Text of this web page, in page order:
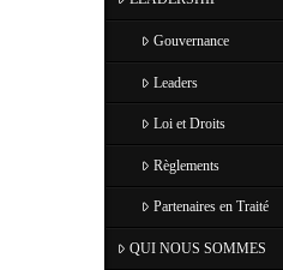
Gouvernance
Leaders
Loi et Droits
Règlements
Partenaires en Traité
QUI NOUS SOMMES